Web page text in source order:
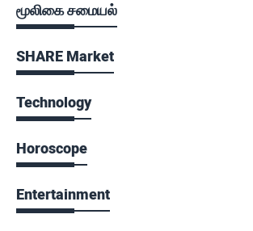
மூலிகை சமையல்
SHARE Market
Technology
Horoscope
Entertainment